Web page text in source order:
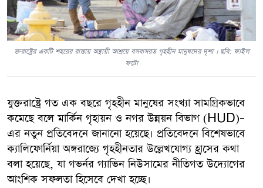
ক্তরাষ্ট্রের একটি শহরের রাস্তায় অস্থায়ী আশ্রয়ে বসবাসরত গৃহহীন মানুষদের দৃশ্য । ছবি: ফাইল
ফটো
যুক্তরাষ্ট্রে গত এক বছরে গৃহহীন মানুষের সংখ্যা সামগ্রিকভাবে
কমেছে বলে মার্কিন গৃহায়ন ও নগর উন্নয়ন বিভাগ (HUD)–
এর নতুন প্রতিবেদনে জানানো হয়েছে। প্রতিবেদনে বিশেষভাবে
ক্যালিফোর্নিয়া অঙ্গরাজ্যে গৃহহীনতার উল্লেখযোগ্য হ্রাসের কথা
বলা হয়েছে, যা গভর্নর গ্যাভিন নিউসামের নীতিগত উদ্যোগের
আংশিক সফলতা হিসেবে দেখা হচ্ছে।